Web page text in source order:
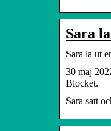
Sara
Sara la ut
30 maj
Blocket.
Sara satt